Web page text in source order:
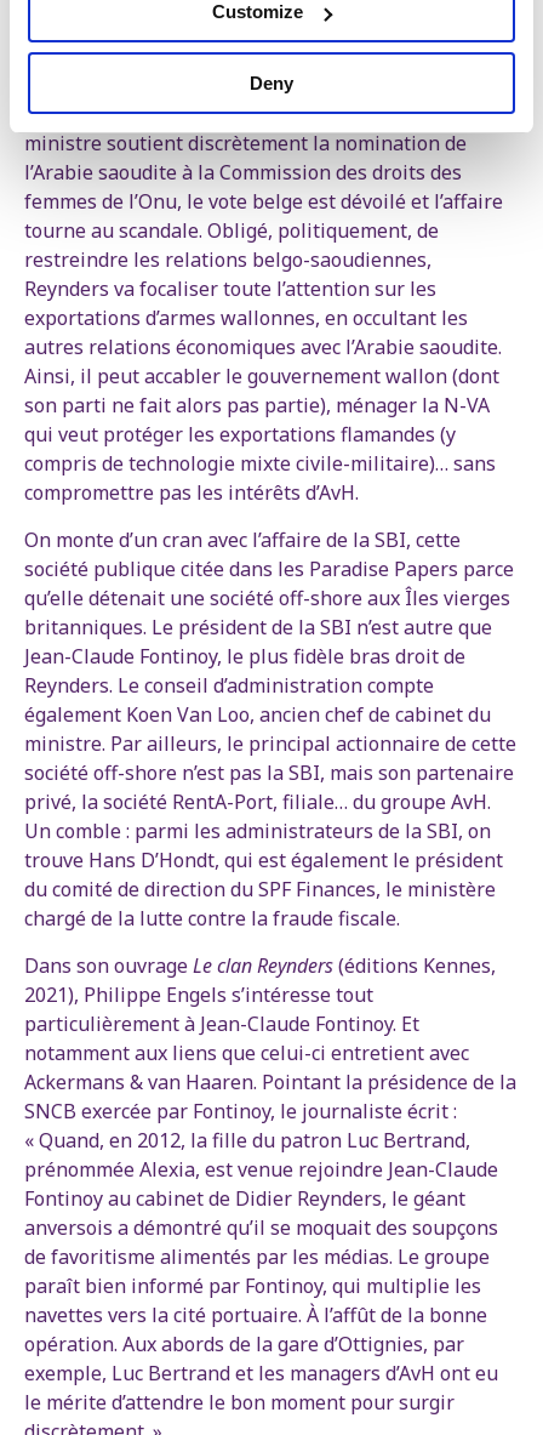
Customize
Deny
qui ne sont pas pour déplaire aux actionnaires d’AvH.
En effet, Deme est déjà active au royaume saoudien et
lorgne sur le vaste marché de la modernisation des
infrastructures portuaires. En 2017, lorsque le
ministre soutient discrètement la nomination de
l’Arabie saoudite à la Commission des droits des
femmes de l’Onu, le vote belge est dévoilé et l’affaire
tourne au scandale. Obligé, politiquement, de
restreindre les relations belgo-saoudiennes,
Reynders va focaliser toute l’attention sur les
exportations d’armes wallonnes, en occultant les
autres relations économiques avec l’Arabie saoudite.
Ainsi, il peut accabler le gouvernement wallon (dont
son parti ne fait alors pas partie), ménager la N-VA
qui veut protéger les exportations flamandes (y
compris de technologie mixte civile-militaire)… sans
compromettre pas les intérêts d’AvH.
On monte d’un cran avec l’affaire de la SBI, cette
société publique citée dans les Paradise Papers parce
qu’elle détenait une société off-shore aux Îles vierges
britanniques. Le président de la SBI n’est autre que
Jean-Claude Fontinoy, le plus fidèle bras droit de
Reynders. Le conseil d’administration compte
également Koen Van Loo, ancien chef de cabinet du
ministre. Par ailleurs, le principal actionnaire de cette
société off-shore n’est pas la SBI, mais son partenaire
privé, la société RentA-Port, filiale… du groupe AvH.
Un comble : parmi les administrateurs de la SBI, on
trouve Hans D’Hondt, qui est également le président
du comité de direction du SPF Finances, le ministère
chargé de la lutte contre la fraude fiscale.
Dans son ouvrageLe clan Reynders(éditions Kennes,
2021), Philippe Engels s’intéresse tout
particulièrement à Jean-Claude Fontinoy. Et
notamment aux liens que celui-ci entretient avec
Ackermans & van Haaren. Pointant la présidence de la
SNCB exercée par Fontinoy, le journaliste écrit :
« Quand, en 2012, la fille du patron Luc Bertrand,
prénommée Alexia, est venue rejoindre Jean-Claude
Fontinoy au cabinet de Didier Reynders, le géant
anversois a démontré qu’il se moquait des soupçons
de favoritisme alimentés par les médias. Le groupe
paraît bien informé par Fontinoy, qui multiplie les
navettes vers la cité portuaire. À l’affût de la bonne
opération. Aux abords de la gare d’Ottignies, par
exemple, Luc Bertrand et les managers d’AvH ont eu
le mérite d’attendre le bon moment pour surgir